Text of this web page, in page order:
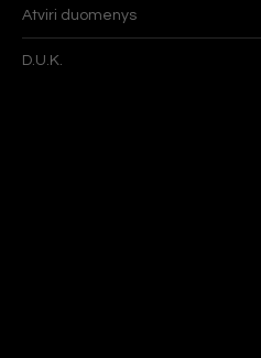
Atviri duomenys
D.U.K.